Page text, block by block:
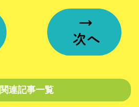
関連記事一覧